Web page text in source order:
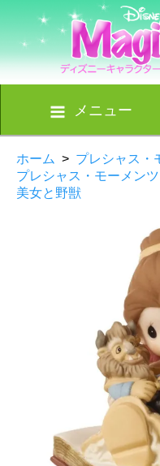
メニュー
ホーム > プレシャス・
プレシャス・モーメン
美女と野獣